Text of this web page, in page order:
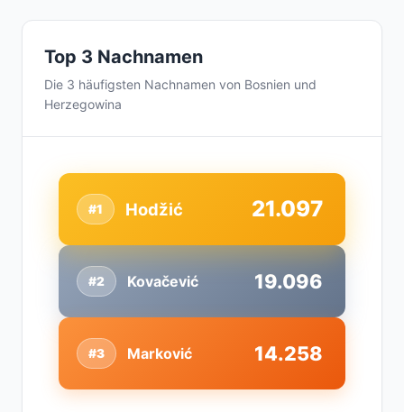
Top 3 Nachnamen
Die 3 häufigsten Nachnamen von Bosnien und
Herzegowina
#2 Kovačević 19.096
#1 Hodžić 21.097
#3 Marković 14.258